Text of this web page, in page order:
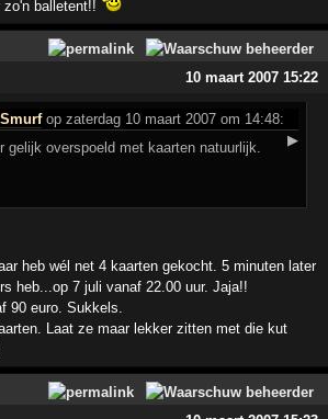
balletent!!
10 maart 2007 15:22
op zaterdag 10 maart 2007 om 14:48:
▶
gelijk overspoeld met kaarten natuurlijk.
heb wél net 4 kaarten gekocht. 5 minuten later
heb...op 7 juli vanaf 22.00 uur. Jaja!!
90 euro. Sukkels.
Laat ze maar lekker zitten met die kut